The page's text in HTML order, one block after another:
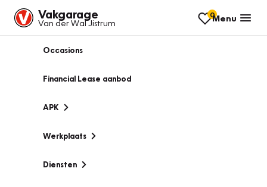
Vakgarage
Van der Wal Jistrum
0Menu
Occasions
Financial Lease aanbod
APK
Werkplaats
Diensten